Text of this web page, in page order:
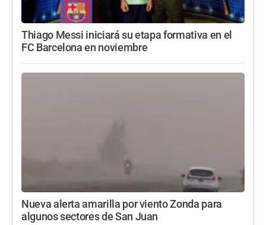
Thiago Messi iniciará su etapa formativa en el
FC Barcelona en noviembre
Nueva alerta amarilla por viento Zonda para
algunos sectores de San Juan